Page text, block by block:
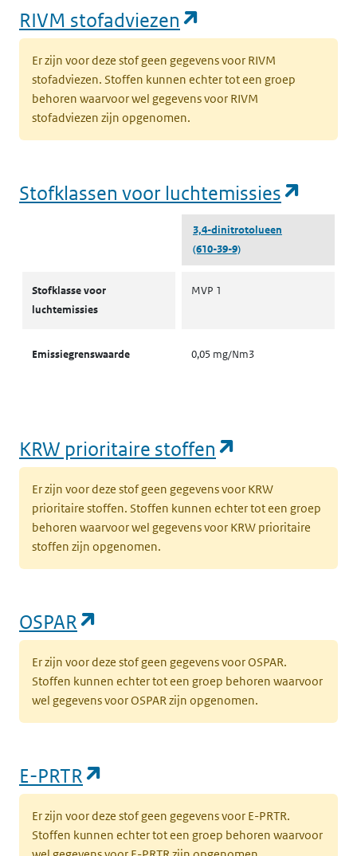
RIVM stofadviezen
Er zijn voor deze stof geen gegevens voor RIVM
stofadviezen. Stoffen kunnen echter tot een groep
behoren waarvoor wel gegevens voor RIVM
stofadviezen zijn opgenomen.
Stofklassen voor luchtemissies
3,4-dinitrotolueen
(610-39-9)
Stofklasse voor
luchtemissies
MVP 1
Emissiegrenswaarde 0,05 mg/Nm3
KRW prioritaire stoffen
Er zijn voor deze stof geen gegevens voor KRW
prioritaire stoffen. Stoffen kunnen echter tot een groep
behoren waarvoor wel gegevens voor KRW prioritaire
stoffen zijn opgenomen.
OSPAR
Er zijn voor deze stof geen gegevens voor OSPAR.
Stoffen kunnen echter tot een groep behoren waarvoor
wel gegevens voor OSPAR zijn opgenomen.
E-PRTR
Er zijn voor deze stof geen gegevens voor E-PRTR.
Stoffen kunnen echter tot een groep behoren waarvoor